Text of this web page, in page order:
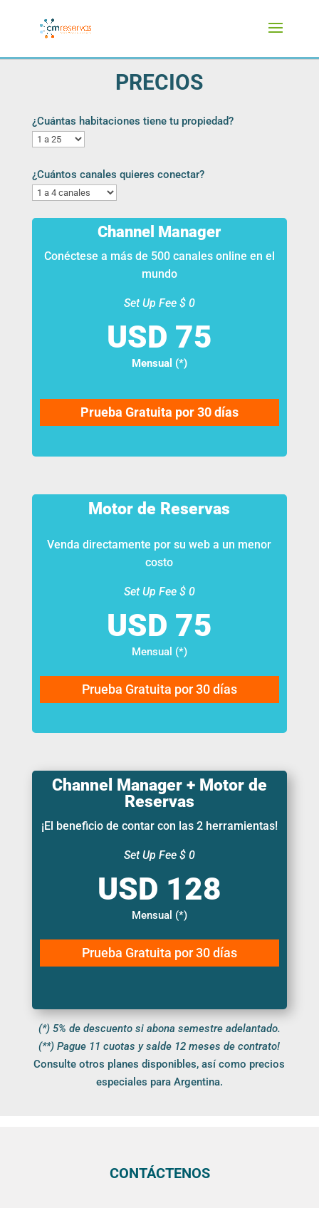
PRECIOS
¿Cuántas habitaciones tiene tu propiedad?
¿Cuántos canales quieres conectar?
Channel Manager
Conéctese a más de 500 canales online en el
mundo
Set Up Fee $ 0
Mensual (*)
Prueba Gratuita por 30 días
Motor de Reservas
Venda directamente por su web a un menor
costo
Set Up Fee $ 0
Mensual (*)
Prueba Gratuita por 30 días
Channel Manager + Motor de
Reservas
¡El beneficio de contar con las 2 herramientas!
Set Up Fee $ 0
Mensual (*)
Prueba Gratuita por 30 días
(*) 5% de descuento si abona semestre adelantado.
(**) Pague 11 cuotas y salde 12 meses de contrato!
Consulte otros planes disponibles, así como precios
especiales para Argentina.
CONTÁCTENOS